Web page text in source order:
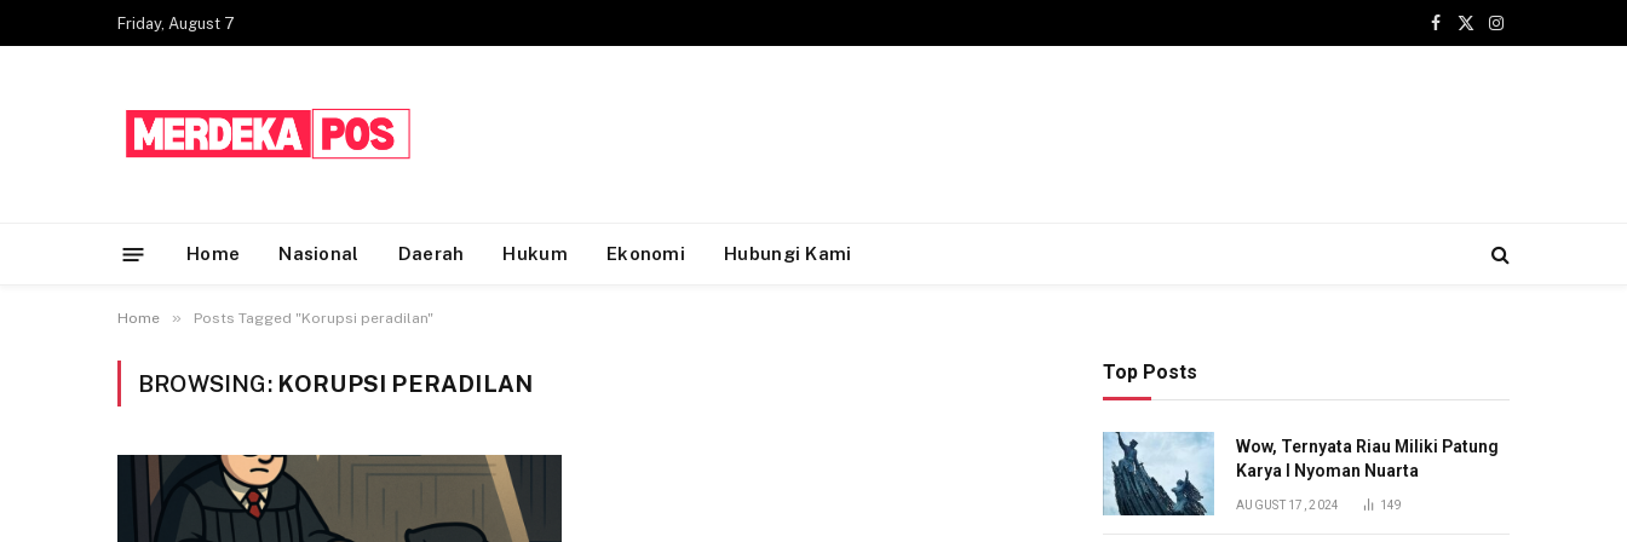
Friday, August 7
Facebook
X
Instagram
Home Nasional Daerah Hukum Ekonomi Hubungi Kami
Home » Posts Tagged "Korupsi peradilan"
BROWSING: KORUPSI PERADILAN Top Posts
Wow, Ternyata Riau Miliki Patung
Karya I Nyoman Nuarta
AUGUST 17, 2024 149